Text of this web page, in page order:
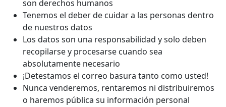
son derechos humanos
Tenemos el deber de cuidar a las personas dentro
de nuestros datos
Los datos son una responsabilidad y solo deben
recopilarse y procesarse cuando sea
absolutamente necesario
¡Detestamos el correo basura tanto como usted!
Nunca venderemos, rentaremos ni distribuiremos
o haremos pública su información personal